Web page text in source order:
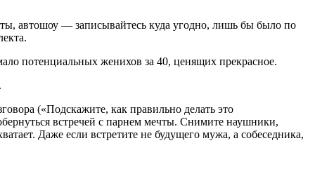
автошоу — записывайтесь куда угодно, лишь бы было по
потенциальных женихов за 40, ценящих прекрасное.
(«Подскажите, как правильно делать это
встречей с парнем мечты. Снимите наушники,
Даже если встретите не будущего мужа, а собеседника,